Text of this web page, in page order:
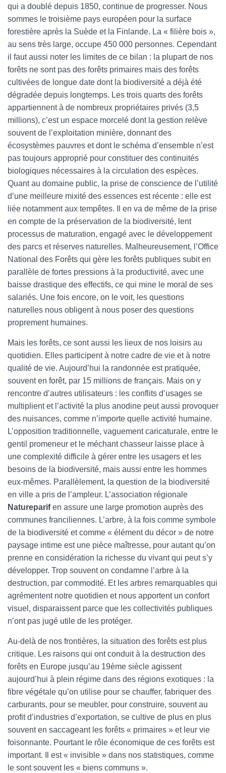
qui a doublé depuis 1850, continue de progresser. Nous
sommes le troisième pays européen pour la surface
forestière après la Suède et la Finlande. La « filière bois »,
au sens très large, occupe 450 000 personnes. Cependant
il faut aussi noter les limites de ce bilan : la plupart de nos
forêts ne sont pas des forêts primaires mais des forêts
cultivées de longue date dont la biodiversité a déjà été
dégradée depuis longtemps. Les trois quarts des forêts
appartiennent à de nombreux propriétaires privés (3,5
millions), c’est un espace morcelé dont la gestion relève
souvent de l’exploitation minière, donnant des
écosystèmes pauvres et dont le schéma d’ensemble n’est
pas toujours approprié pour constituer des continuités
biologiques nécessaires à la circulation des espèces.
Quant au domaine public, la prise de conscience de l’utilité
d’une meilleure mixité des essences est récente : elle est
liée notamment aux tempêtes. Il en va de même de la prise
en compte de la préservation de la biodiversité, lent
processus de maturation, engagé avec le développement
des parcs et réserves naturelles. Malheureusement, l’Office
National des Forêts qui gère les forêts publiques subit en
parallèle de fortes pressions à la productivité, avec une
baisse drastique des effectifs, ce qui mine le moral de ses
salariés. Une fois encore, on le voit, les questions
naturelles nous obligent à nous poser des questions
proprement humaines.
Mais les forêts, ce sont aussi les lieux de nos loisirs au
quotidien. Elles participent à notre cadre de vie et à notre
qualité de vie. Aujourd’hui la randonnée est pratiquée,
souvent en forêt, par 15 millions de français. Mais on y
rencontre d’autres utilisateurs : les conflits d’usages se
multiplient et l’activité la plus anodine peut aussi provoquer
des nuisances, comme n’importe quelle activité humaine.
L’opposition traditionnelle, vaguement caricaturale, entre le
gentil promeneur et le méchant chasseur laisse place à
une complexité difficile à gérer entre les usagers et les
besoins de la biodiversité, mais aussi entre les hommes
eux-mêmes. Parallèlement, la question de la biodiversité
en ville a pris de l’ampleur. L’association régionale
Natureparifen assure une large promotion auprès des
communes franciliennes. L’arbre, à la fois comme symbole
de la biodiversité et comme « élément du décor » de notre
paysage intime est une pièce maîtresse, pour autant qu’on
prenne en considération la richesse du vivant qui peut s’y
développer. Trop souvent on condamne l’arbre à la
destruction, par commodité. Et les arbres remarquables qui
agrémentent notre quotidien et nous apportent un confort
visuel, disparaissent parce que les collectivités publiques
n’ont pas jugé utile de les protéger.
Au-delà de nos frontières, la situation des forêts est plus
critique. Les raisons qui ont conduit à la destruction des
forêts en Europe jusqu’au 19ème siècle agissent
aujourd’hui à plein régime dans des régions exotiques : la
fibre végétale qu’on utilise pour se chauffer, fabriquer des
carburants, pour se meubler, pour construire, souvent au
profit d’industries d’exportation, se cultive de plus en plus
souvent en saccageant les forêts « primaires » et leur vie
foisonnante. Pourtant le rôle économique de ces forêts est
important. Il est « invisible » dans nos statistiques, comme
le sont souvent les « biens communs ».